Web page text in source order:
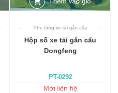
Phụ tùng xe tải gắn cẩu
Hộp số xe tải gắn cẩu
Dongfeng
PT-0292
Mời liên hệ